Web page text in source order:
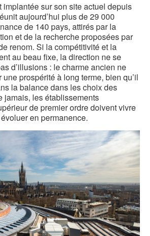
implantée sur son site actuel depuis
aujourd’hui plus de 29 000
de 140 pays, attirés par la
et de la recherche proposées par
renom. Si la compétitivité et la
au beau fixe, la direction ne se
d’illusions : le charme ancien ne
prospérité à long terme, bien qu’il
la balance dans les choix des
jamais, les établissements
de premier ordre doivent vivre
en permanence.